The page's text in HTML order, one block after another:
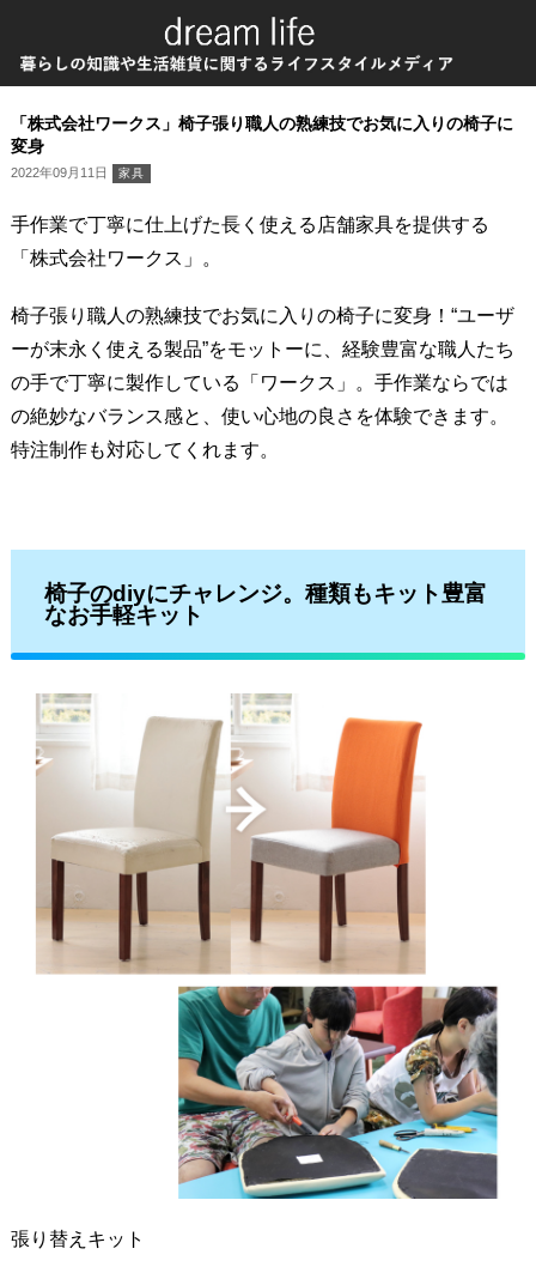
「株式会社ワークス」椅子張り職人の熟練技でお気に入りの椅子に
変身
2022年09月11日 家具
手作業で丁寧に仕上げた長く使える店舗家具を提供する
「株式会社ワークス」。
椅子張り職人の熟練技でお気に入りの椅子に変身！ “ユーザ
ーが末永く使える製品”をモットーに、経験豊富な職人たち
の手で丁寧に製作している「ワークス」。手作業ならでは
の絶妙なバランス感と、使い心地の良さを体験できます。
特注制作も対応してくれます。
椅子のdiyにチャレンジ。種類もキット豊富
なお手軽キット
張り替えキット